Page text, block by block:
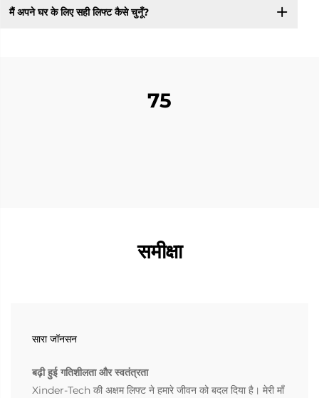
मैं अपने घर के लिए सही लिफ्ट कैसे चुनूँ?
75
समीक्षा
सारा जॉनसन
बढ़ी हुई गतिशीलता और स्वतंत्रता
Xinder-Tech की अक्षम लिफ्ट ने हमारे जीवन को बदल दिया है। मेरी माँ